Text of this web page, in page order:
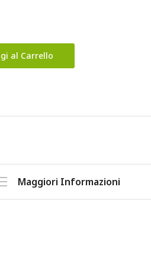
al Carrello
Maggiori Informazioni